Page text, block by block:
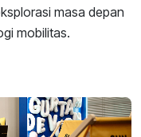
masa depan
mobilitas.